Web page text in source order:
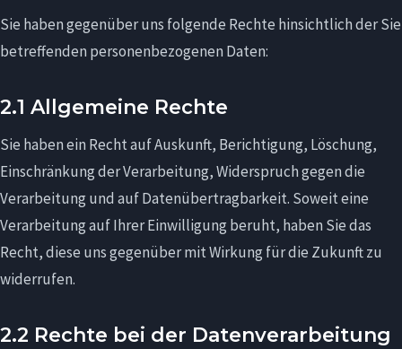
Sie haben gegenüber uns folgende Rechte hinsichtlich der Sie
betreffenden personenbezogenen Daten:
2.1 Allgemeine Rechte
Sie haben ein Recht auf Auskunft, Berichtigung, Löschung,
Einschränkung der Verarbeitung, Widerspruch gegen die
Verarbeitung und auf Datenübertragbarkeit. Soweit eine
Verarbeitung auf Ihrer Einwilligung beruht, haben Sie das
Recht, diese uns gegenüber mit Wirkung für die Zukunft zu
widerrufen.
2.2 Rechte bei der Datenverarbeitung